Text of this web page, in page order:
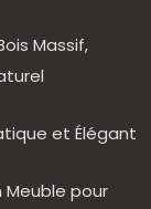
Massif,
et Élégant
Meuble pour